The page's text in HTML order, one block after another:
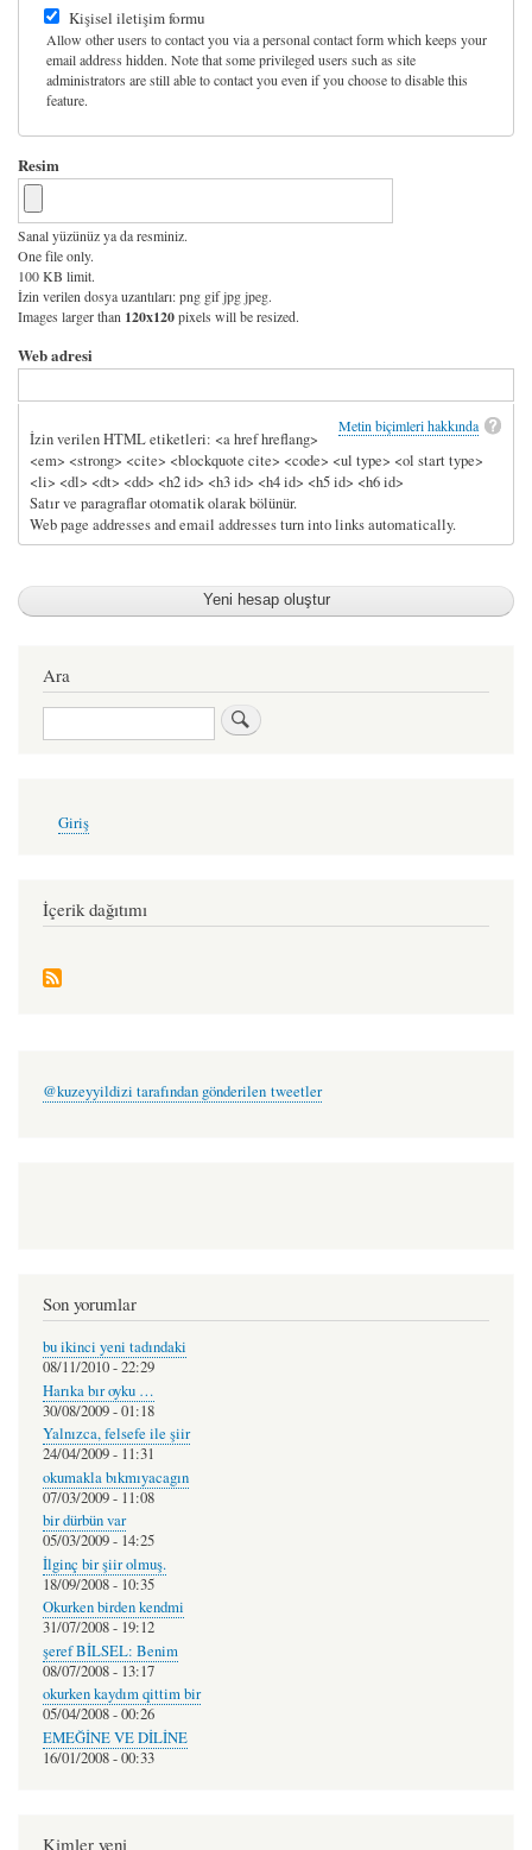
Kişisel iletişim formu
Allow other users to contact you via a personal contact form which keeps your
email address hidden. Note that some privileged users such as site
administrators are still able to contact you even if you choose to disable this
feature.
Resim
Sanal yüzünüz ya da resminiz.
One file only.
100 KB limit.
İzin verilen dosya uzantıları: png gif jpg jpeg.
Images larger than 120x120pixels will be resized.
Web adresi
Metin biçimleri hakkında
İzin verilen HTML etiketleri: <a href hreflang>
<em> <strong> <cite> <blockquote cite> <code> <ul type> <ol start type>
<li> <dl> <dt> <dd> <h2 id> <h3 id> <h4 id> <h5 id> <h6 id>
Satır ve paragraflar otomatik olarak bölünür.
Web page addresses and email addresses turn into links automatically.
Ara
Ara
account
Giriş
İçerik dağıtımı
@kuzeyyildizi tarafından gönderilen tweetler
Son yorumlar
bu ikinci yeni tadındaki
08/11/2010 - 22:29
Harıka bır oyku …
30/08/2009 - 01:18
Yalnızca, felsefe ile şiir
24/04/2009 - 11:31
okumakla bıkmıyacagın
07/03/2009 - 11:08
bir dürbün var
05/03/2009 - 14:25
İlginç bir şiir olmuş.
18/09/2008 - 10:35
Okurken birden kendmi
31/07/2008 - 19:12
şeref BİLSEL: Benim
08/07/2008 - 13:17
okurken kaydım qittim bir
05/04/2008 - 00:26
EMEĞİNE VE DİLİNE
16/01/2008 - 00:33
Kimler yeni